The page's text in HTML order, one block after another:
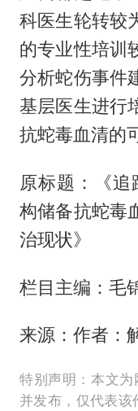
科医生轮转较
的专业性培训
分析蛇伤事件
基层医生进行
抗蛇毒血清的
原标题：《
构储备抗蛇毒
治现状》
栏目主编：毛
来源：作者：
特别声明：本文为
并发布，仅代表